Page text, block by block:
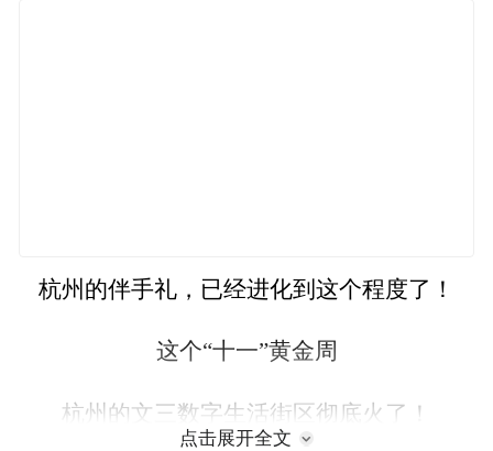
杭州的伴手礼，已经进化到这个程度了！
这个“十一”黄金周
杭州的文三数字生活街区彻底火了！
点击展开全文